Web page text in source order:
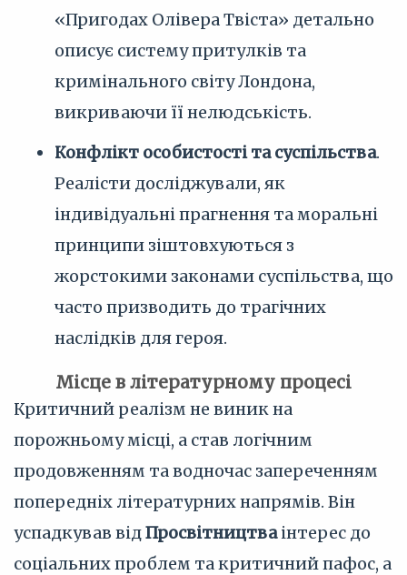
«Пригодах Олівера Твіста» детально
описує систему притулків та
кримінального світу Лондона,
викриваючи її нелюдськість.
Конфлікт особистості та суспільства.
Реалісти досліджували, як
індивідуальні прагнення та моральні
принципи зіштовхуються з
жорстокими законами суспільства, що
часто призводить до трагічних
наслідків для героя.
Місце в літературному процесі
Критичний реалізм не виник на
порожньому місці, а став логічним
продовженням та водночас запереченням
попередніх літературних напрямів. Він
успадкував відПросвітництваінтерес до
соціальних проблем та критичний пафос, а